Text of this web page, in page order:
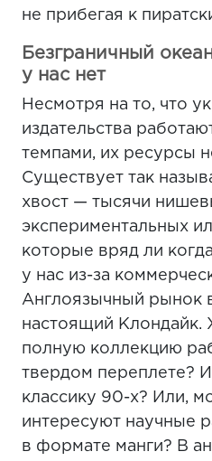
не прибегая к
Безграничный
у нас нет
Несмотря на то, что
издательства
темпами, их ресурсы
Существует так
хвост — тысячи
экспериментальных
которые вряд ли
у нас из-за
Англоязычный рынок
настоящий Клондайк.
полную коллекцию
твердом переплете?
классику 90-х? Или,
интересуют научные
в формате манги? В